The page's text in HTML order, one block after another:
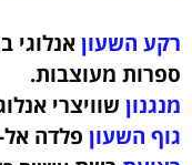
רקע השעוןאנלוגי
ספרות מעוצבות.
מנגנון שוויצרי
גוף השעון פלדה